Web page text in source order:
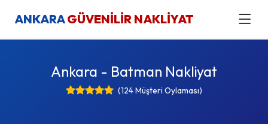
ANKARAGÜVENİLİR NAKLİYAT
Ankara - Batman Nakliyat
(124 Müşteri Oylaması)